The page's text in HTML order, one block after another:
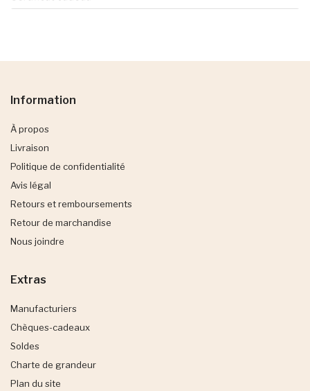
Information
À propos
Livraison
Politique de confidentialité
Avis légal
Retours et remboursements
Retour de marchandise
Nous joindre
Extras
Manufacturiers
Chèques-cadeaux
Soldes
Charte de grandeur
Plan du site